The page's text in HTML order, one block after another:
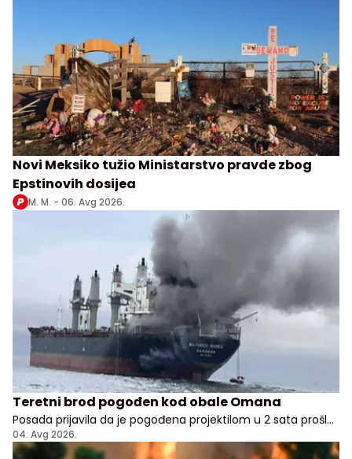
Novi Meksiko tužio Ministarstvo pravde zbog
Epstinovih dosijea
M. M. - 06. Avg 2026.
Teretni brod pogođen kod obale Omana
Posada prijavila da je pogođena projektilom u 2 sata prošle
noći, nema potvrde odakle je napad pokrenut
04. Avg 2026.